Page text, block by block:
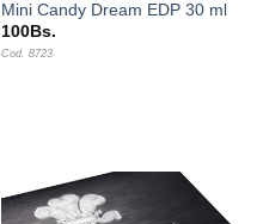
Mini Candy Dream EDP 30 ml
100Bs.
Cod. 8723